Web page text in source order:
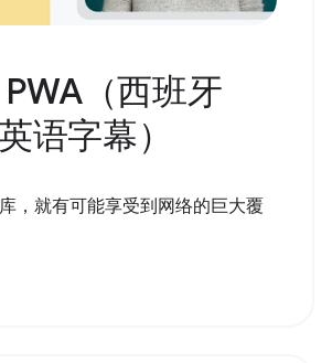
（西班牙
语字幕）
，就有可能享受到网络的巨大覆